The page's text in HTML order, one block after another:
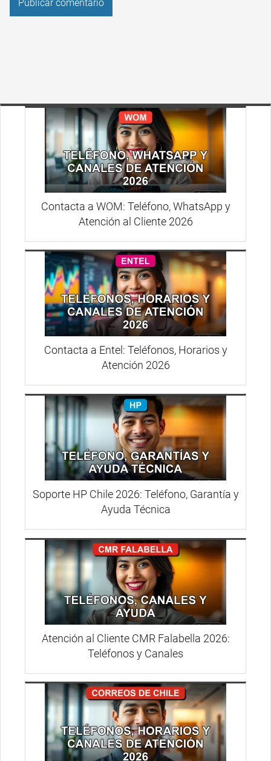
Contacta a WOM: Teléfono, WhatsApp y
Atención al Cliente 2026
Contacta a Entel: Teléfonos, Horarios y
Atención 2026
Soporte HP Chile 2026: Teléfono, Garantía y
Ayuda Técnica
Atención al Cliente CMR Falabella 2026:
Teléfonos y Canales